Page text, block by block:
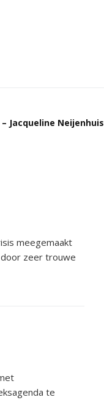
Jacqueline Neijenhuis
meegemaakt
zeer trouwe
te